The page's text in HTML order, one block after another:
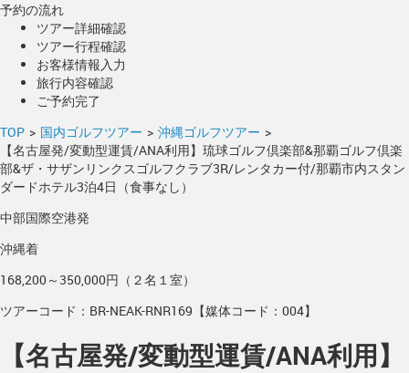
予約の流れ
ツアー詳細確認
ツアー行程確認
お客様情報入力
旅行内容確認
ご予約完了
TOP > 国内ゴルフツアー > 沖縄ゴルフツアー >
【名古屋発/変動型運賃/ANA利用】琉球ゴルフ倶楽部&那覇ゴルフ倶楽
部&ザ・サザンリンクスゴルフクラブ3R/レンタカー付/那覇市内スタン
ダードホテル3泊4日（食事なし）
中部国際空港発
沖縄着
168,200～350,000円（２名１室）
ツアーコード：BR-NEAK-RNR169【媒体コード：004】
【名古屋発/変動型運賃/ANA利用】